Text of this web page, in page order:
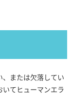
または欠落してい
てヒューマンエラ